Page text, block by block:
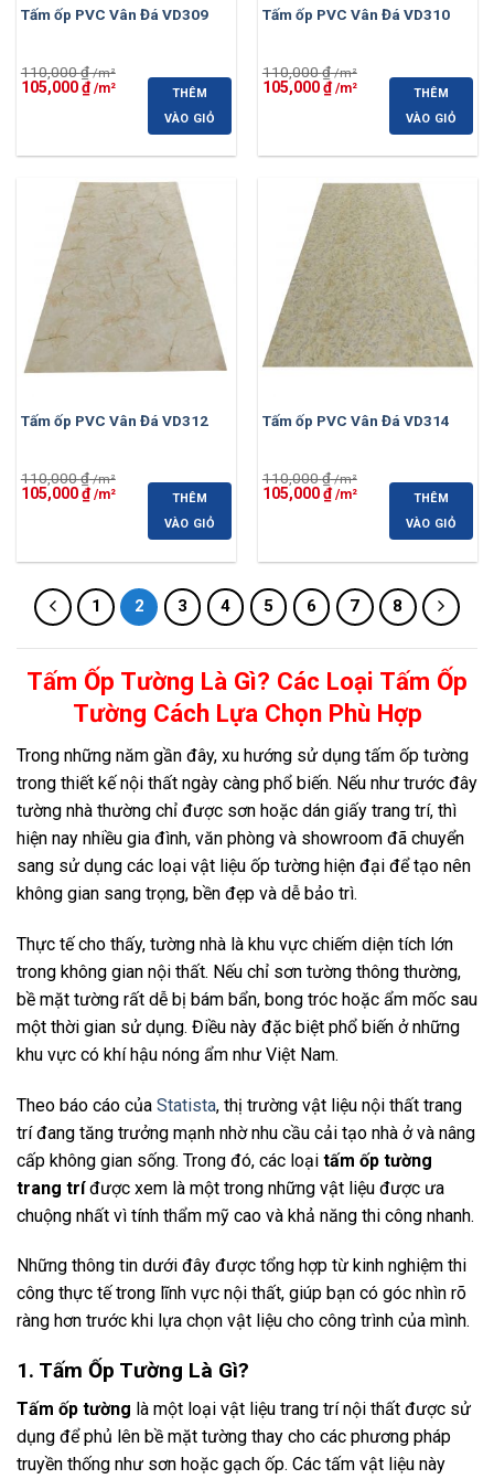
Tấm ốp PVC Vân Đá VD309
110,000₫
Giá
105,000₫
Giá
THÊM
VÀO GIỎ
Tấm ốp PVC Vân Đá VD310
110,000₫
Giá
105,000₫
Giá
THÊM
VÀO GIỎ
Tấm ốp PVC Vân Đá VD312
110,000₫
Giá
105,000₫
Giá
THÊM
VÀO GIỎ
Tấm ốp PVC Vân Đá VD314
110,000₫
Giá
105,000₫
Giá
THÊM
VÀO GIỎ
1 2 3 4 5 6 7 8
Tấm Ốp Tường Là Gì? Các Loại Tấm Ốp
Tường Cách Lựa Chọn Phù Hợp
Trong những năm gần đây, xu hướng sử dụng tấm ốp tường
trong thiết kế nội thất ngày càng phổ biến. Nếu như trước đây
tường nhà thường chỉ được sơn hoặc dán giấy trang trí, thì
hiện nay nhiều gia đình, văn phòng và showroom đã chuyển
sang sử dụng các loại vật liệu ốp tường hiện đại để tạo nên
không gian sang trọng, bền đẹp và dễ bảo trì.
Thực tế cho thấy, tường nhà là khu vực chiếm diện tích lớn
trong không gian nội thất. Nếu chỉ sơn tường thông thường,
bề mặt tường rất dễ bị bám bẩn, bong tróc hoặc ẩm mốc sau
một thời gian sử dụng. Điều này đặc biệt phổ biến ở những
khu vực có khí hậu nóng ẩm như Việt Nam.
Theo báo cáo của Statista, thị trường vật liệu nội thất trang
trí đang tăng trưởng mạnh nhờ nhu cầu cải tạo nhà ở và nâng
cấp không gian sống. Trong đó, các loại tấm ốp tường
trang tríđược xem là một trong những vật liệu được ưa
chuộng nhất vì tính thẩm mỹ cao và khả năng thi công nhanh.
Những thông tin dưới đây được tổng hợp từ kinh nghiệm thi
công thực tế trong lĩnh vực nội thất, giúp bạn có góc nhìn rõ
ràng hơn trước khi lựa chọn vật liệu cho công trình của mình.
1. Tấm Ốp Tường Là Gì?
Tấm ốp tường là một loại vật liệu trang trí nội thất được sử
dụng để phủ lên bề mặt tường thay cho các phương pháp
truyền thống như sơn hoặc gạch ốp. Các tấm vật liệu này